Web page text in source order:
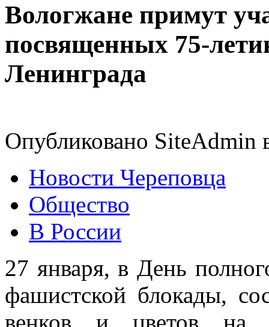
Вологжане примут
посвященных 75-
Ленинграда
Опубликовано SiteAdmin
Новости Череповца
Общество
В России
27 января, в День
фашистской блокады,